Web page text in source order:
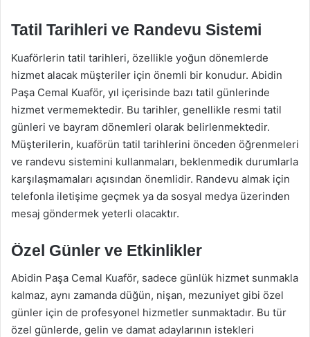
Tatil Tarihleri ve Randevu Sistemi
Kuaförlerin tatil tarihleri, özellikle yoğun dönemlerde
hizmet alacak müşteriler için önemli bir konudur. Abidin
Paşa Cemal Kuaför, yıl içerisinde bazı tatil günlerinde
hizmet vermemektedir. Bu tarihler, genellikle resmi tatil
günleri ve bayram dönemleri olarak belirlenmektedir.
Müşterilerin, kuaförün tatil tarihlerini önceden öğrenmeleri
ve randevu sistemini kullanmaları, beklenmedik durumlarla
karşılaşmamaları açısından önemlidir. Randevu almak için
telefonla iletişime geçmek ya da sosyal medya üzerinden
mesaj göndermek yeterli olacaktır.
Özel Günler ve Etkinlikler
Abidin Paşa Cemal Kuaför, sadece günlük hizmet sunmakla
kalmaz, aynı zamanda düğün, nişan, mezuniyet gibi özel
günler için de profesyonel hizmetler sunmaktadır. Bu tür
özel günlerde, gelin ve damat adaylarının istekleri